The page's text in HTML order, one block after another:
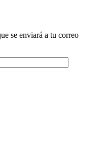
se enviará a tu correo